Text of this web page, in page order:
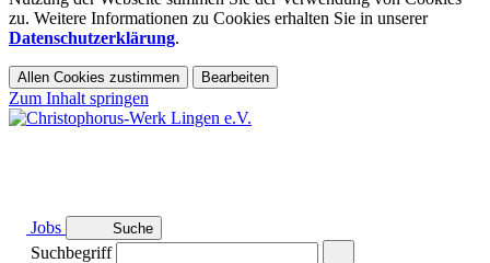
zu. Weitere Informationen zu Cookies erhalten Sie in unserer
Datenschutzerklärung.
Allen Cookies zustimmen Bearbeiten
Zum Inhalt springen
Jobs Suche
Suchbegriff